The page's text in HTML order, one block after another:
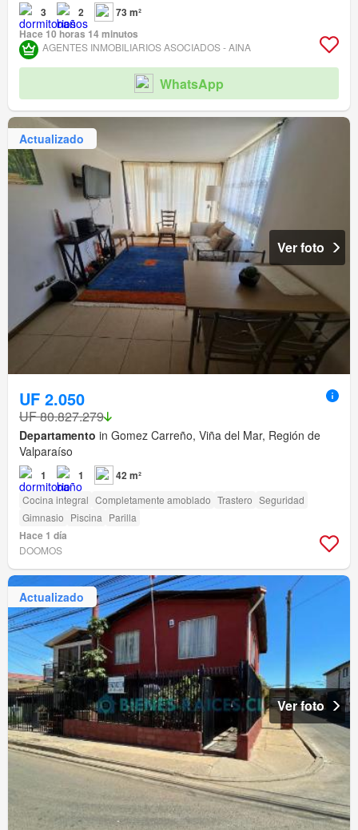
3 2
73 m²
Hace 10 horas 14 minutos
AGENTES INMOBILIARIOS ASOCIADOS - AINA
WhatsApp
Actualizado
Ver foto
UF 2.050
UF 80.827.279
Departamento in Gomez Carreño, Viña del Mar, Región de
Valparaíso
1 1 42 m²
Cocina integral Completamente amoblado Trastero Seguridad
Gimnasio Piscina Parilla
Hace 1 día
DOOMOS
Actualizado
Ver foto